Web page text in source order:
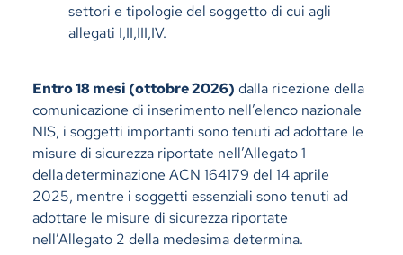
settori e tipologie del soggetto di cui agli
allegati I,II,III,IV.
Entro 18 mesi (ottobre 2026) dalla ricezione della
comunicazione di inserimento nell’elenco nazionale
NIS, i soggetti importanti sono tenuti ad adottare le
misure di sicurezza riportate nell’Allegato 1
delladeterminazione ACN 164179 del 14 aprile
2025, mentre i soggetti essenziali sono tenuti ad
adottare le misure di sicurezza riportate
nell’Allegato 2 della medesima determina.